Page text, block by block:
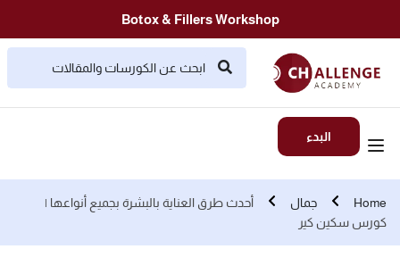
Botox & Fillers Workshop
البدء
Home جمال
أحدث طرق العناية بالبشرة بجميع أنواعها |
كورس سكين كير